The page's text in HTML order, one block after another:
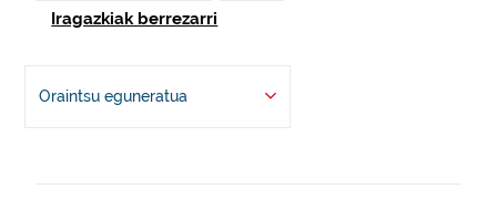
Iragazkiak berrezarri
Oraintsu eguneratua